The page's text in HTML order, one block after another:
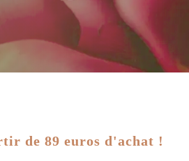
de 89 euros d'achat !